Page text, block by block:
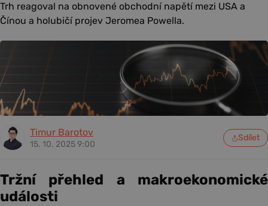
Trh reagoval na obnovené obchodní napětí mezi USA a
Čínou a holubičí projev Jeromea Powella.
Timur Barotov
15. 10. 2025 9:00
Sdílet
Tržní přehled a makroekonomické
události